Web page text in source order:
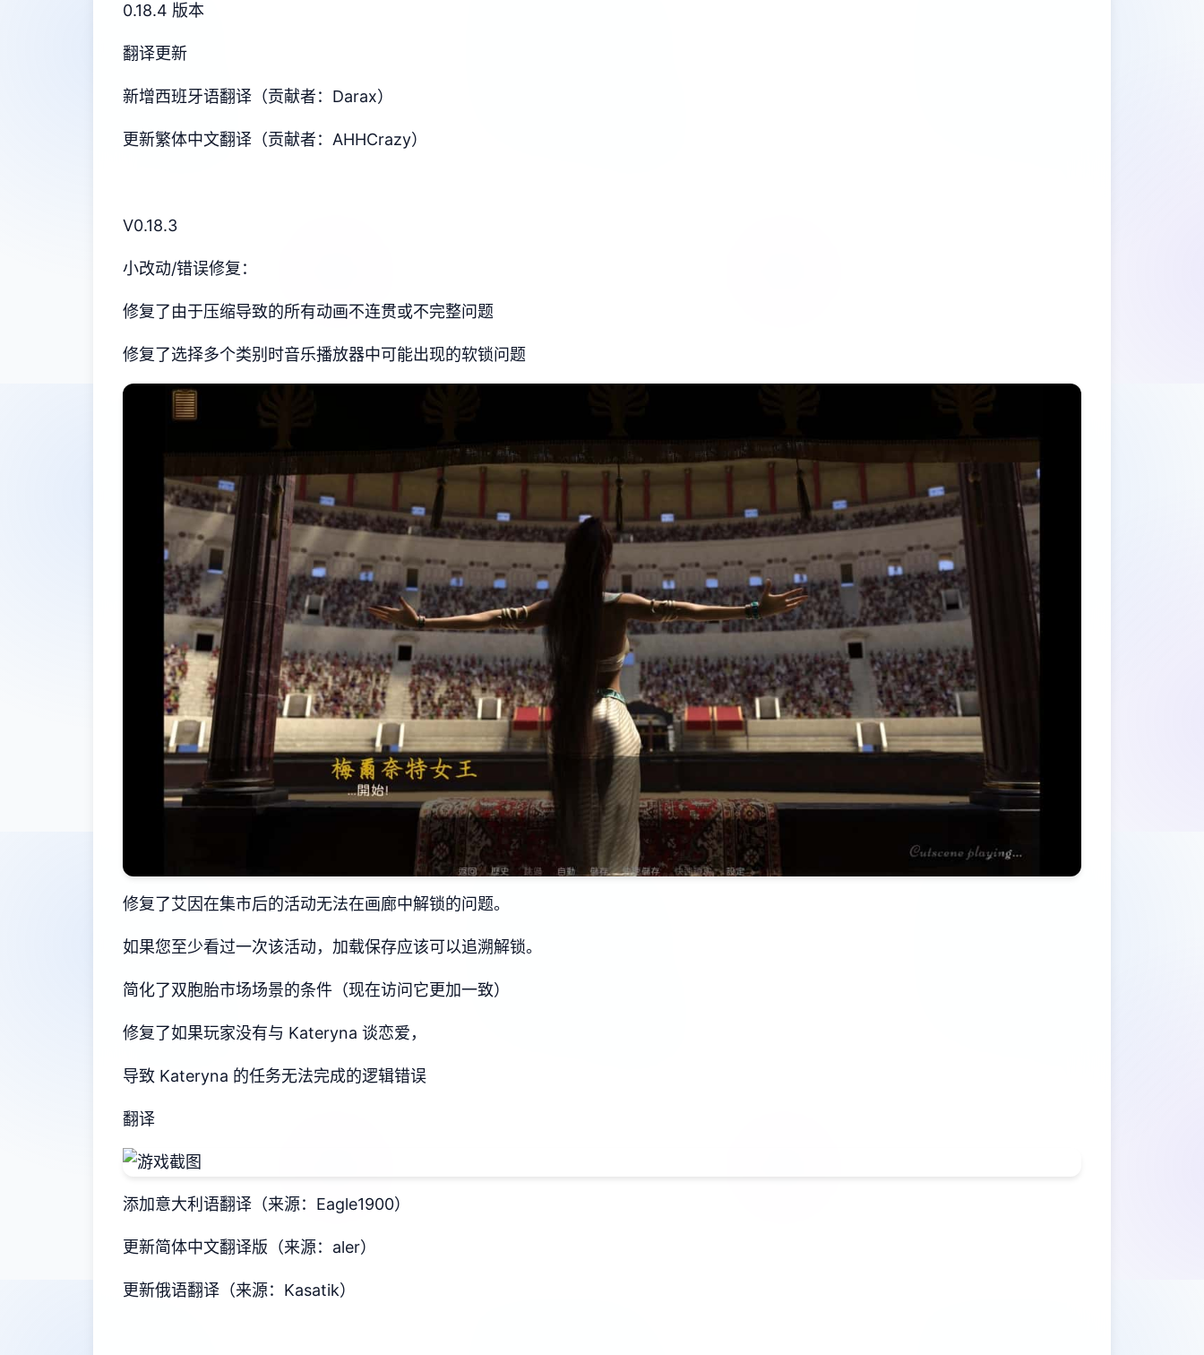
0.18.4 版本
翻译更新
新增西班牙语翻译（贡献者：Darax）
更新繁体中文翻译（贡献者：AHHCrazy）
V0.18.3
小改动/错误修复：
修复了由于压缩导致的所有动画不连贯或不完整问题
修复了选择多个类别时音乐播放器中可能出现的软锁问题
修复了艾因在集市后的活动无法在画廊中解锁的问题。
如果您至少看过一次该活动，加载保存应该可以追溯解锁。
简化了双胞胎市场场景的条件（现在访问它更加一致）
修复了如果玩家没有与 Kateryna 谈恋爱，
导致 Kateryna 的任务无法完成的逻辑错误
翻译
添加意大利语翻译（来源：Eagle1900）
更新简体中文翻译版（来源：aler）
更新俄语翻译（来源：Kasatik）